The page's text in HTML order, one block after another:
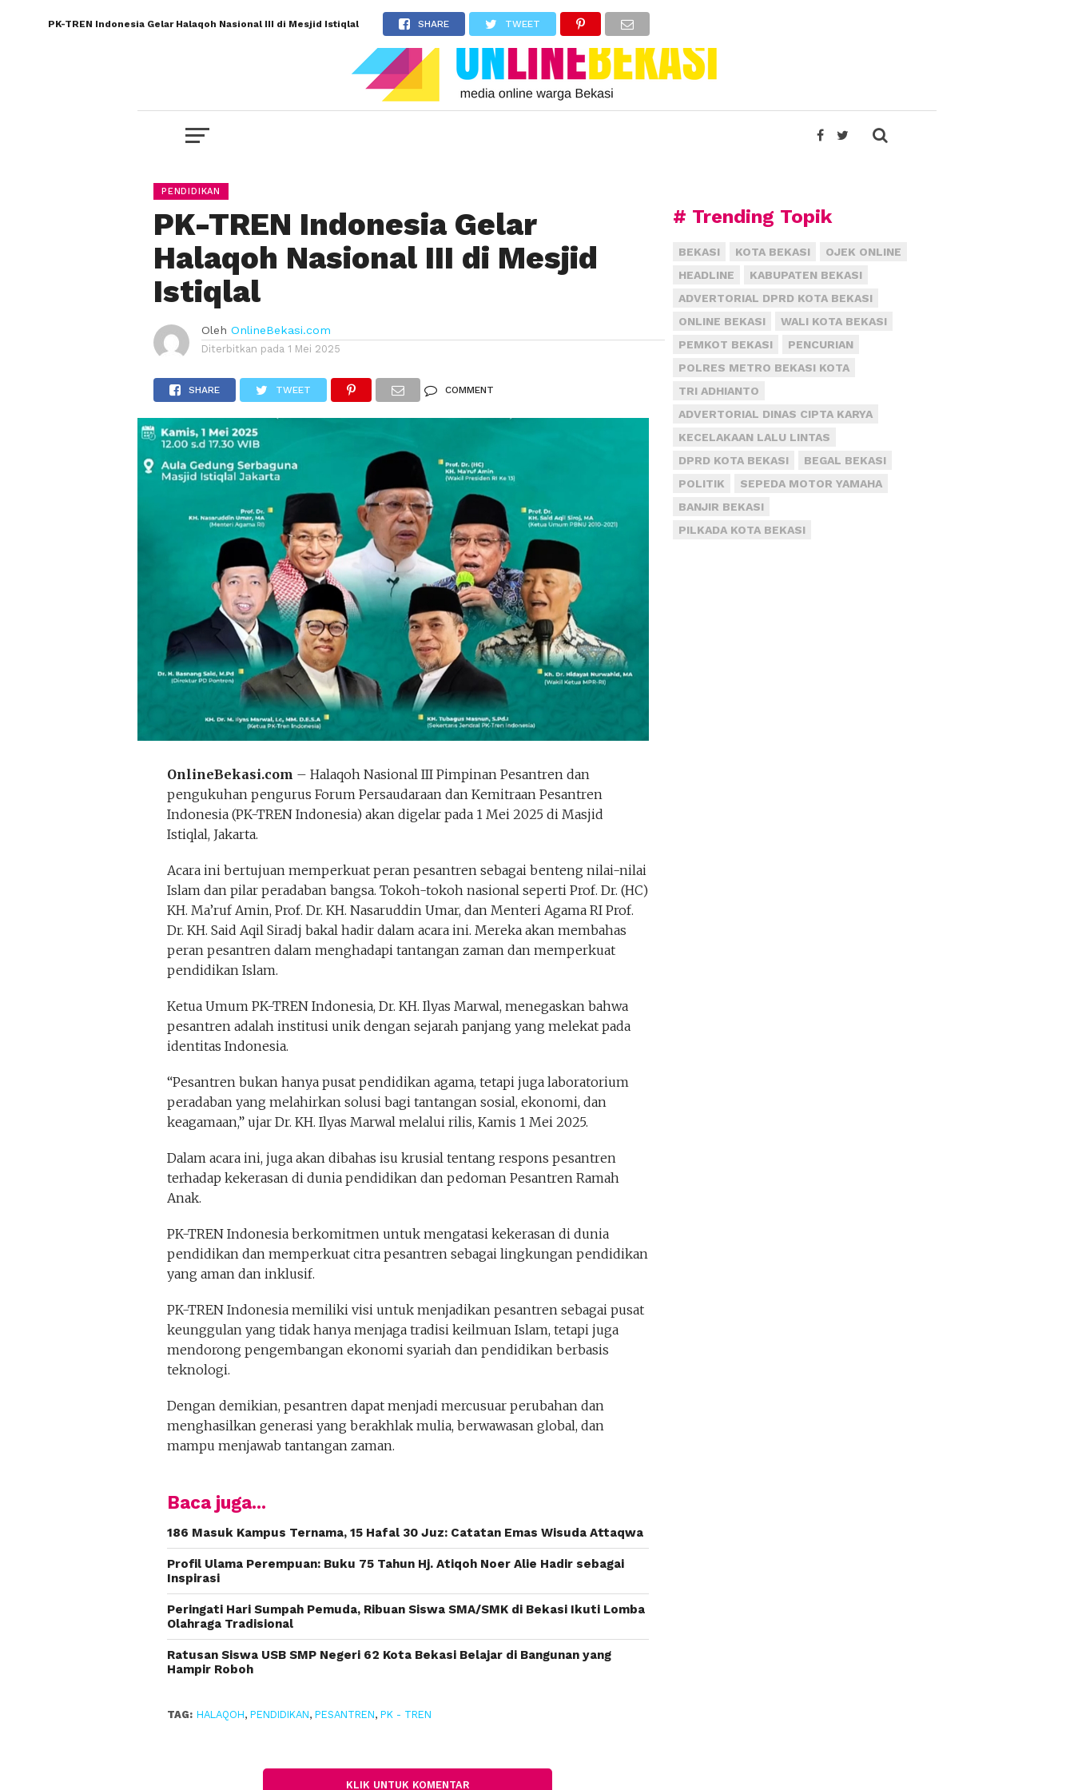
PK-TREN Indonesia Gelar Halaqoh Nasional III di Mesjid Istiqlal SHARE TWEET
PENDIDIKAN
PK-TREN Indonesia Gelar
Halaqoh Nasional III di Mesjid
Istiqlal
Oleh OnlineBekasi.com
Diterbitkan pada 1 Mei 2025
SHARE TWEET COMMENT
OnlineBekasi.com – Halaqoh Nasional III Pimpinan Pesantren dan
pengukuhan pengurus Forum Persaudaraan dan Kemitraan Pesantren
Indonesia (PK-TREN Indonesia) akan digelar pada 1 Mei 2025 di Masjid
Istiqlal, Jakarta.
Acara ini bertujuan memperkuat peran pesantren sebagai benteng nilai-nilai
Islam dan pilar peradaban bangsa. Tokoh-tokoh nasional seperti Prof. Dr. (HC)
KH. Ma’ruf Amin, Prof. Dr. KH. Nasaruddin Umar, dan Menteri Agama RI Prof.
Dr. KH. Said Aqil Siradj bakal hadir dalam acara ini. Mereka akan membahas
peran pesantren dalam menghadapi tantangan zaman dan memperkuat
pendidikan Islam.
Ketua Umum PK-TREN Indonesia, Dr. KH. Ilyas Marwal, menegaskan bahwa
pesantren adalah institusi unik dengan sejarah panjang yang melekat pada
identitas Indonesia.
“Pesantren bukan hanya pusat pendidikan agama, tetapi juga laboratorium
peradaban yang melahirkan solusi bagi tantangan sosial, ekonomi, dan
keagamaan,” ujar Dr. KH. Ilyas Marwal melalui rilis, Kamis 1 Mei 2025.
Dalam acara ini, juga akan dibahas isu krusial tentang respons pesantren
terhadap kekerasan di dunia pendidikan dan pedoman Pesantren Ramah
Anak.
PK-TREN Indonesia berkomitmen untuk mengatasi kekerasan di dunia
pendidikan dan memperkuat citra pesantren sebagai lingkungan pendidikan
yang aman dan inklusif.
PK-TREN Indonesia memiliki visi untuk menjadikan pesantren sebagai pusat
keunggulan yang tidak hanya menjaga tradisi keilmuan Islam, tetapi juga
mendorong pengembangan ekonomi syariah dan pendidikan berbasis
teknologi.
Dengan demikian, pesantren dapat menjadi mercusuar perubahan dan
menghasilkan generasi yang berakhlak mulia, berwawasan global, dan
mampu menjawab tantangan zaman.
Baca juga...
186 Masuk Kampus Ternama, 15 Hafal 30 Juz: Catatan Emas Wisuda Attaqwa
Profil Ulama Perempuan: Buku 75 Tahun Hj. Atiqoh Noer Alie Hadir sebagai
Inspirasi
Peringati Hari Sumpah Pemuda, Ribuan Siswa SMA/SMK di Bekasi Ikuti Lomba
Olahraga Tradisional
Ratusan Siswa USB SMP Negeri 62 Kota Bekasi Belajar di Bangunan yang
Hampir Roboh
TAG: HALAQOH, PENDIDIKAN, PESANTREN, PK - TREN
KLIK UNTUK KOMENTAR
# Trending Topik
BEKASI KOTA BEKASI
OJEK ONLINE
HEADLINE
KABUPATEN BEKASI
ADVERTORIAL DPRD KOTA BEKASI
ONLINE BEKASI
WALI KOTA BEKASI
PEMKOT BEKASI
PENCURIAN
POLRES METRO BEKASI KOTA
TRI ADHIANTO
ADVERTORIAL DINAS CIPTA KARYA
KECELAKAAN LALU LINTAS
DPRD KOTA BEKASI
BEGAL BEKASI
POLITIK
SEPEDA MOTOR YAMAHA
BANJIR BEKASI
PILKADA KOTA BEKASI